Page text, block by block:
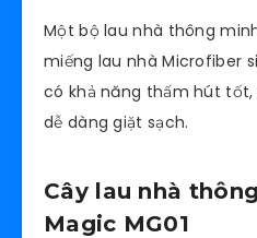
Một bộ lau nhà thông
miếng lau nhà Microfiber
có khả năng thấm hút
dễ dàng giặt sạch.
Cây lau nhà
Magic MG01